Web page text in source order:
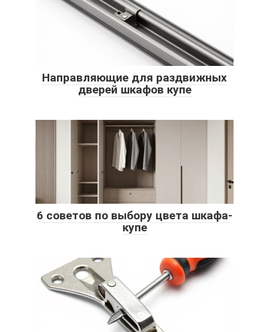
Направляющие для раздвижных
дверей шкафов купе
6 советов по выбору цвета шкафа-
купе